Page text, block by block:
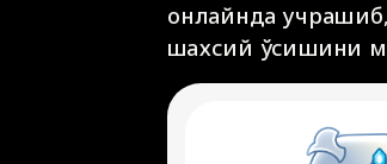
онлайнда
шахсий ўсишини